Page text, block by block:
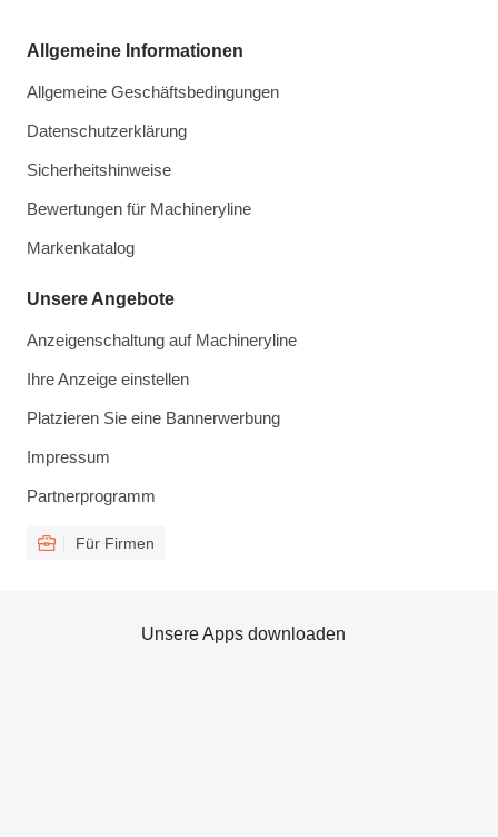
Allgemeine Informationen
Allgemeine Geschäftsbedingungen
Datenschutzerklärung
Sicherheitshinweise
Bewertungen für Machineryline
Markenkatalog
Unsere Angebote
Anzeigenschaltung auf Machineryline
Ihre Anzeige einstellen
Platzieren Sie eine Bannerwerbung
Impressum
Partnerprogramm
Für Firmen
Unsere Apps downloaden